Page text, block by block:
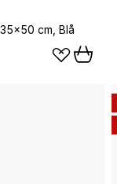
cm, Blå